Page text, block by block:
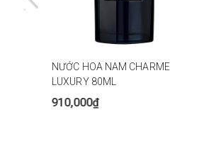
NƯỚC HOA NAM CHARME
LUXURY 80ML
910,000₫